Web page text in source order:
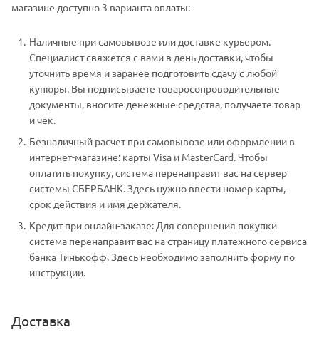
магазине доступно 3 варианта оплаты:
Наличные при самовывозе или доставке курьером.
Специалист свяжется с вами в день доставки, чтобы
уточнить время и заранее подготовить сдачу с любой
купюры. Вы подписываете товаросопроводительные
документы, вносите денежные средства, получаете товар
и чек.
Безналичный расчет при самовывозе или оформлении в
интернет-магазине: карты Visa и MasterCard. Чтобы
оплатить покупку, система перенаправит вас на сервер
системы СБЕРБАНК. Здесь нужно ввести номер карты,
срок действия и имя держателя.
Кредит при онлайн-заказе: Для совершения покупки
система перенаправит вас на страницу платежного сервиса
банка Тинькофф. Здесь необходимо заполнить форму по
инструкции.
Доставка